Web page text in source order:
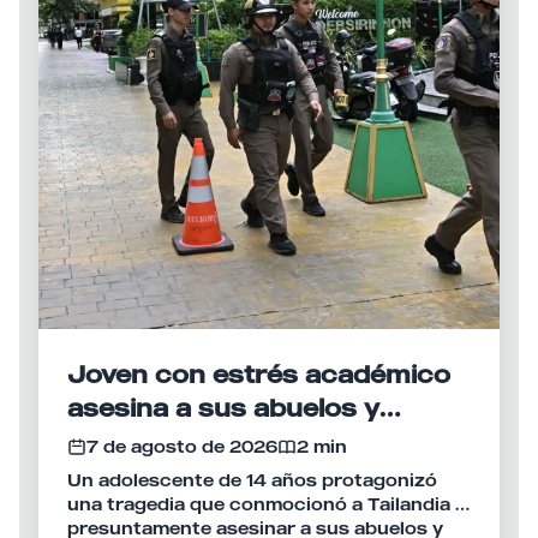
Joven con estrés académico
asesina a sus abuelos y
desata tiroteo en escuela de
Tailandia
7 de agosto de 2026
2 min
Un adolescente de 14 años protagonizó
una tragedia que conmocionó a Tailandia al
presuntamente asesinar a sus abuelos y